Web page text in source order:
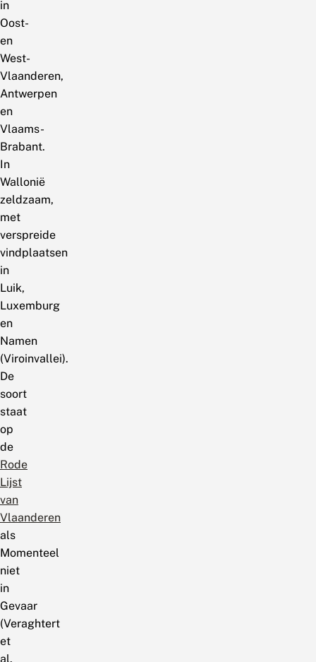
in
Oost-
en
West-
Vlaanderen,
Antwerpen
en
Vlaams-
Brabant.
In
Wallonië
zeldzaam,
met
verspreide
vindplaatsen
in
Luik,
Luxemburg
en
Namen
(Viroinvallei).
De
soort
staat
op
de
Rode
Lijst
van
Vlaanderen
als
Momenteel
niet
in
Gevaar
(Veraghtert
et
al.